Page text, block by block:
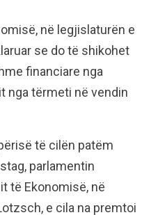
në legjislaturën e
se do të shikohet
financiare nga
nga tërmeti në vendin
të cilën patëm
parlamentin
të Ekonomisë, në
e cila na premtoi